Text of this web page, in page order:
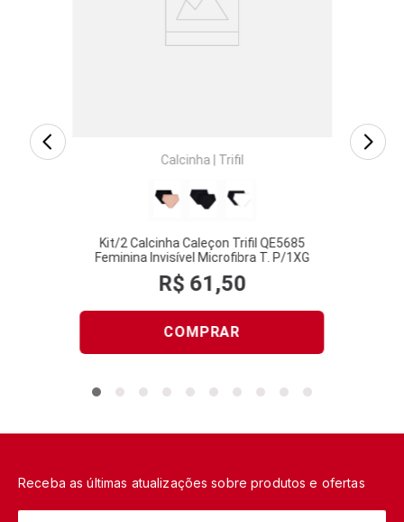
Calcinha| Trifil
Kit/2 Calcinha Caleçon Trifil QE5685
Feminina Invisível Microfibra T. P/1XG
R$ 61,50
COMPRAR
Receba as últimas atualizações sobre produtos e ofertas